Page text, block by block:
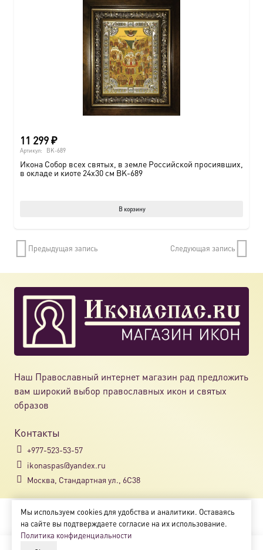
11 299₽
Артикул: BK-689
Икона Собор всех святых, в земле Российской просиявших,
в окладе и киоте 24х30 см BK-689
В корзину
Предыдущая запись Следующая запись
Наш Православный интернет магазин рад предложить
вам широкий выбор православных икон и святых
образов
Контакты
+977-523-53-57
ikonaspas@yandex.ru
Москва, Стандартная ул., 6С38
Copyright © 2018-2025
Магазин православных икон «ikonaspas.ru»
Мы используем cookies для удобства и аналитики. Оставаясь
на сайте вы подтверждаете согласие на их использование.
Политика конфиденциальности